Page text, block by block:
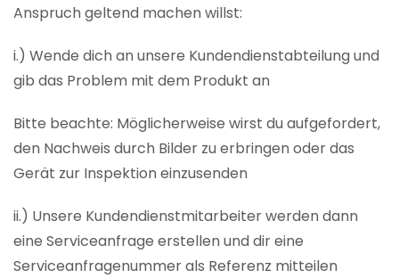
Anspruch geltend machen willst:
i.) Wende dich an unsere Kundendienstabteilung und
gib das Problem mit dem Produkt an
Bitte beachte: Möglicherweise wirst du aufgefordert,
den Nachweis durch Bilder zu erbringen oder das
Gerät zur Inspektion einzusenden
ii.) Unsere Kundendienstmitarbeiter werden dann
eine Serviceanfrage erstellen und dir eine
Serviceanfragenummer als Referenz mitteilen